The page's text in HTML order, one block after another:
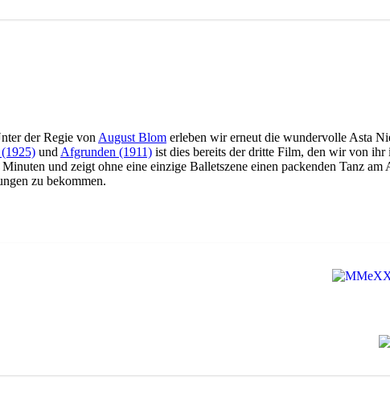
der Regie von August Blom erleben wir erneut die wundervolle Asta
und Afgrunden (1911) ist dies bereits der dritte Film, den wir von
und zeigt ohne eine einzige Balletszene einen packenden Tanz
zu bekommen.